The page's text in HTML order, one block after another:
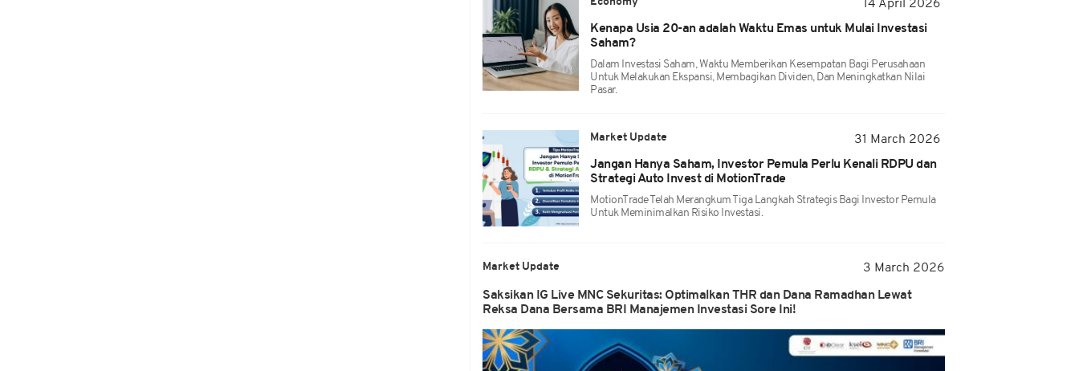
14 April 2026
Kenapa Usia 20-an adalah Waktu Emas untuk Mulai Investasi
Saham?
Dalam Investasi Saham, Waktu Memberikan Kesempatan Bagi Perusahaan
Untuk Melakukan Ekspansi, Membagikan Dividen, Dan Meningkatkan Nilai
Pasar.
Market Update
31 March 2026
Jangan Hanya Saham, Investor Pemula Perlu Kenali RDPU dan
Strategi Auto Invest di MotionTrade
MotionTrade Telah Merangkum Tiga Langkah Strategis Bagi Investor Pemula
Untuk Meminimalkan Risiko Investasi.
Market Update 3 March 2026
Saksikan IG Live MNC Sekuritas: Optimalkan THR dan Dana Ramadhan Lewat
Reksa Dana Bersama BRI Manajemen Investasi Sore Ini!